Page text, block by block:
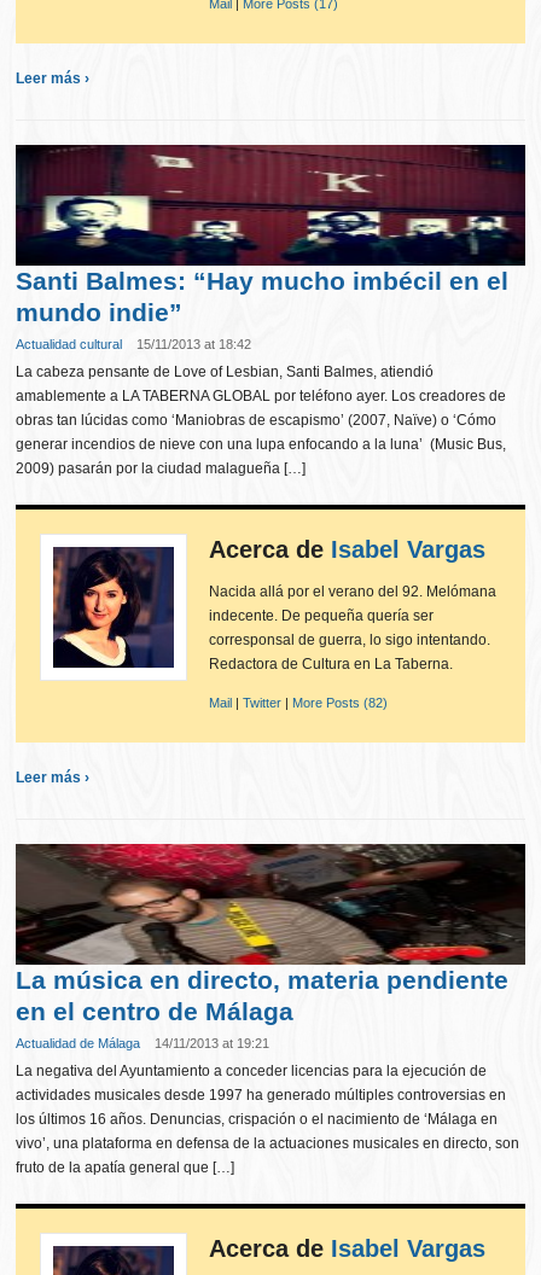
Mail More Posts (17)
Leer más ›
Santi Balmes: “Hay mucho imbécil en el
mundo indie”
Actualidad cultural 15/11/2013 at 18:42
La cabeza pensante de Love of Lesbian, Santi Balmes, atiendió
amablemente a LA TABERNA GLOBAL por teléfono ayer. Los creadores de
obras tan lúcidas como ‘Maniobras de escapismo’ (2007, Naïve) o ‘Cómo
generar incendios de nieve con una lupa enfocando a la luna’ (Music Bus,
2009) pasarán por la ciudad malagueña […]
Acerca de Isabel Vargas
Nacida allá por el verano del 92. Melómana
indecente. De pequeña quería ser
corresponsal de guerra, lo sigo intentando.
Redactora de Cultura en La Taberna.
Mail |Twitter | More Posts (82)
Leer más ›
La música en directo, materia pendiente
en el centro de Málaga
Actualidad de Málaga 14/11/2013 at 19:21
La negativa del Ayuntamiento a conceder licencias para la ejecución de
actividades musicales desde 1997 ha generado múltiples controversias en
los últimos 16 años. Denuncias, crispación o el nacimiento de ‘Málaga en
vivo’, una plataforma en defensa de la actuaciones musicales en directo, son
fruto de la apatía general que […]
Acerca de Isabel Vargas